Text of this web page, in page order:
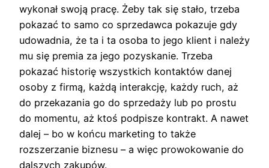
wykonał swoją pracę. Żeby tak się stało, trzeba
pokazać to samo co sprzedawca pokazuje gdy
udowadnia, że ta i ta osoba to jego klient i należy
mu się premia za jego pozyskanie. Trzeba
pokazać historię wszystkich kontaktów danej
osoby z firmą, każdą interakcję, każdy ruch, aż
do przekazania go do sprzedaży lub po prostu
do momentu, aż ktoś podpisze kontrakt. A nawet
dalej – bo w końcu marketing to także
rozszerzanie biznesu – a więc prowokowanie do
dalszych zakupów.